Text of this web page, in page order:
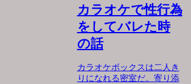
カラオケで性行為
をしてバレた時
の話
カラオケボックスは二人き
りになれる密室だ。寄り添